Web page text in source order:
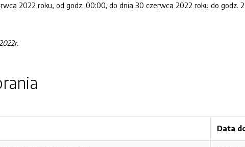
2022 roku, od godz. 00:00, do dnia 30 czerwca 2022 roku do godz.
Data